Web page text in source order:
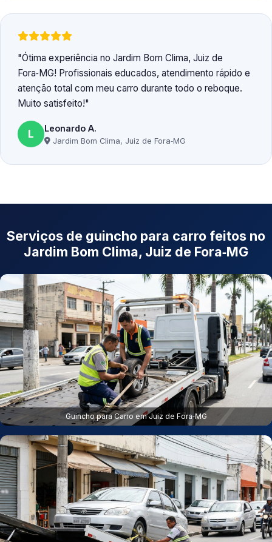
Ótima experiência no Jardim Bom Clima, Juiz de
Fora‑MG! Profissionais educados, atendimento rápido e
atenção total com meu carro durante todo o reboque.
Muito satisfeito!
L Leonardo A.
Jardim Bom Clima, Juiz de Fora‑MG
Serviços de guincho para carro feitos no
Jardim Bom Clima, Juiz de Fora‑MG
Guincho para Carro em Juiz de Fora‑MG